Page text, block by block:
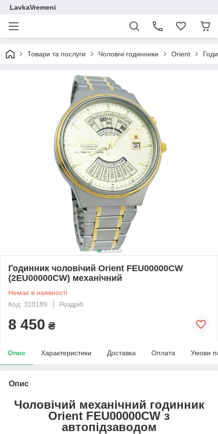
LavkaVremeni
Товари та послуги Чоловічі годинники Orient
Годинник чоловічий Orient FEU00000CW
(2EU00000CW) механічний
Немає в наявності
Код: 310189
Роздріб
8 450 ₴
Опис Характеристики Доставка Оплата Умови
Опис
Чоловічий механічний годинник
Orient FEU00000CW з
автопідзаводом